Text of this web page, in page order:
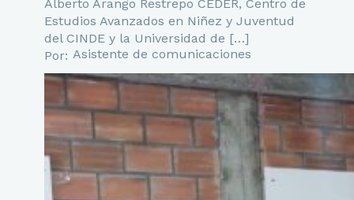
Alberto Arango Restrepo CEDER, Centro de
Estudios Avanzados en Niñez y Juventud
del CINDE y la Universidad de […]
Asistente de comunicaciones